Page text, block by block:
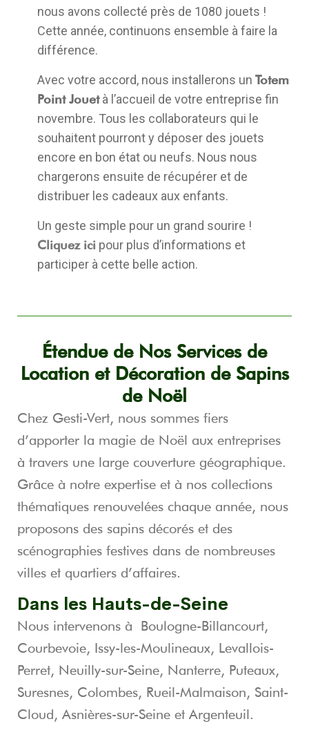
nous avons collecté près de 1080 jouets !
Cette année, continuons ensemble à faire la
différence.
Avec votre accord, nous installerons un Totem
Point Jouetà l’accueil de votre entreprise fin
novembre. Tous les collaborateurs qui le
souhaitent pourront y déposer des jouets
encore en bon état ou neufs. Nous nous
chargerons ensuite de récupérer et de
distribuer les cadeaux aux enfants.
Un geste simple pour un grand sourire !
Cliquez ici pour plus d’informations et
participer à cette belle action.
Étendue de Nos Services de
Location et Décoration de Sapins
de Noël
Chez Gesti-Vert, nous sommes fiers
d’apporter la magie de Noël aux entreprises
à travers une large couverture géographique.
Grâce à notre expertise et à nos collections
thématiques renouvelées chaque année, nous
proposons des sapins décorés et des
scénographies festives dans de nombreuses
villes et quartiers d’affaires.
Dans les Hauts-de-Seine
Nous intervenons à Boulogne-Billancourt,
Courbevoie, Issy-les-Moulineaux, Levallois-
Perret, Neuilly-sur-Seine, Nanterre, Puteaux,
Suresnes, Colombes, Rueil-Malmaison, Saint-
Cloud, Asnières-sur-Seine et Argenteuil.